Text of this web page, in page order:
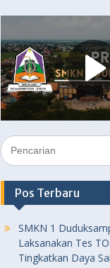
Search
for:
Pos Terbaru
SMKN 1
Laksanakan Tes
Tingkatkan Daya